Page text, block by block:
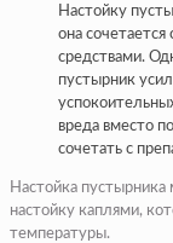
Настойку
она
средствами.
пустырник
вреда вместо
сочетать с
Настойка
настойку каплями,
температуры.